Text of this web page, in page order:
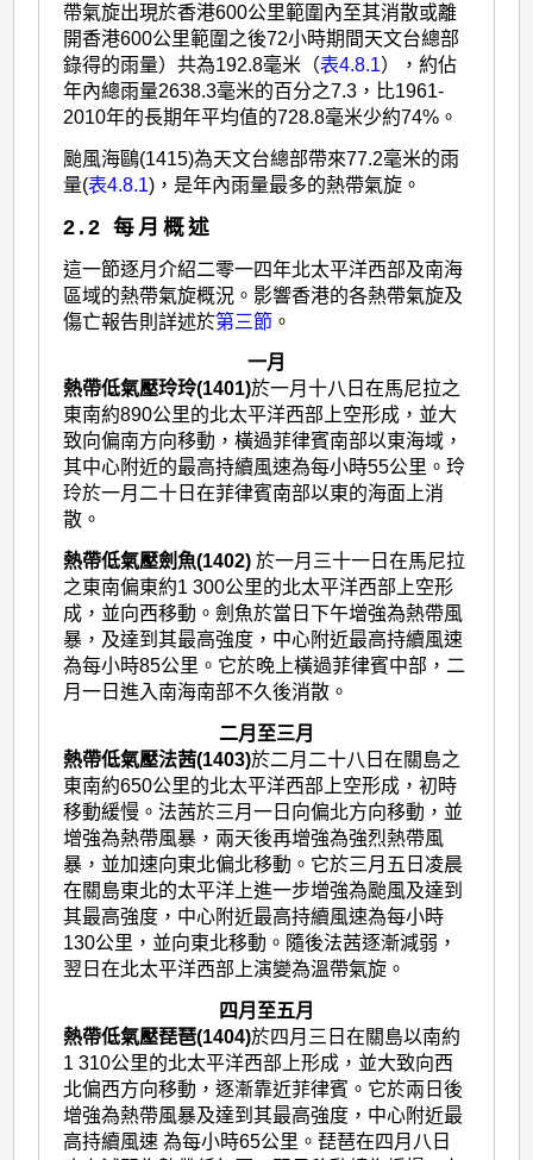
帶氣旋出現於香港600公里範圍內至其消散或離
開香港600公里範圍之後72小時期間天文台總部
錄得的雨量）共為192.8毫米（表4.8.1），約佔
年內總雨量2638.3毫米的百分之7.3，比1961-
2010年的長期年平均值的728.8毫米少約74%。
颱風海鷗(1415)為天文台總部帶來77.2毫米的雨
量(表4.8.1)，是年內雨量最多的熱帶氣旋。
2.2 每月概述
這一節逐月介紹二零一四年北太平洋西部及南海
區域的熱帶氣旋概況。影響香港的各熱帶氣旋及
傷亡報告則詳述於第三節 。
一月
熱帶低氣壓玲玲(1401)於一月十八日在馬尼拉之
東南約890公里的北太平洋西部上空形成，並大
致向偏南方向移動，橫過菲律賓南部以東海域，
其中心附近的最高持續風速為每小時55公里。玲
玲於一月二十日在菲律賓南部以東的海面上消
散。
熱帶低氣壓劍魚(1402) 於一月三十一日在馬尼拉
之東南偏東約1 300公里的北太平洋西部上空形
成，並向西移動。劍魚於當日下午增強為熱帶風
暴，及達到其最高強度，中心附近最高持續風速
為每小時85公里。它於晚上橫過菲律賓中部，二
月一日進入南海南部不久後消散。
二月至三月
熱帶低氣壓法茜(1403)於二月二十八日在關島之
東南約650公里的北太平洋西部上空形成，初時
移動緩慢。法茜於三月一日向偏北方向移動，並
增強為熱帶風暴，兩天後再增強為強烈熱帶風
暴，並加速向東北偏北移動。它於三月五日凌晨
在關島東北的太平洋上進一步增強為颱風及達到
其最高強度，中心附近最高持續風速為每小時
130公里，並向東北移動。隨後法茜逐漸減弱，
翌日在北太平洋西部上演變為溫帶氣旋。
四月至五月
熱帶低氣壓琵琶(1404)於四月三日在關島以南約
1 310公里的北太平洋西部上形成，並大致向西
北偏西方向移動，逐漸靠近菲律賓。它於兩日後
增強為熱帶風暴及達到其最高強度，中心附近最
高持續風速 為每小時65公里。琵琶在四月八日